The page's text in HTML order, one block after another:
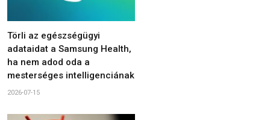
Törli az egészségügyi
adataidat a Samsung Health,
ha nem adod oda a
mesterséges intelligenciának
2026-07-15